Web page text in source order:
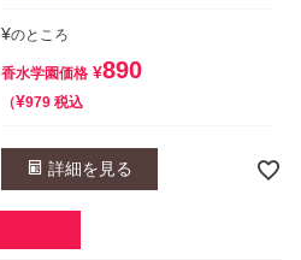
¥のところ
香水学園価格 ¥890
¥979 税込
詳細を見る